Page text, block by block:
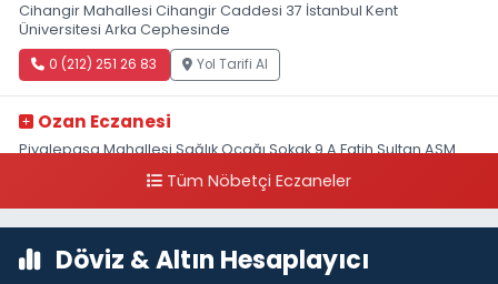
Cihangir Mahallesi Cihangir Caddesi 37 İstanbul Kent
Üniversitesi Arka Cephesinde
0 (212) 251 26 83 Yol Tarifi Al
Ozan Eczanesi
Piyalepaşa Mahallesi Sağlık Ocağı Sokak 9 A Fatih Sultan ASM
Tüm Nöbetçi Eczaneler
Döviz & Altın Hesaplayıcı